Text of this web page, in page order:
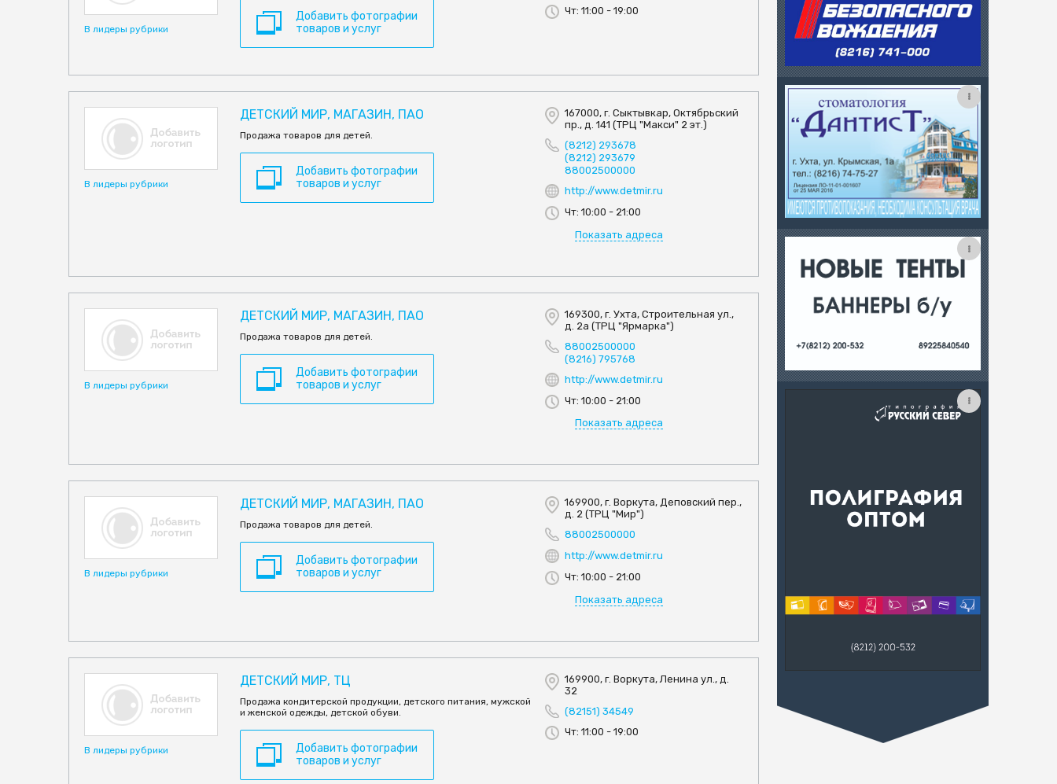
В лидеры рубрики
Добавить фотографии
товаров и услуг
Чт: 11:00 - 19:00
В лидеры рубрики
ДЕТСКИЙ МИР, МАГАЗИН, ПАО
Продажа товаров для детей.
Добавить фотографии
товаров и услуг
167000, г. Сыктывкар, Октябрьский
пр., д. 141 (ТРЦ "Макси" 2 эт.)
(8212) 293678
(8212) 293679
88002500000
http://www.detmir.ru
Чт: 10:00 - 21:00
Показать адреса
В лидеры рубрики
ДЕТСКИЙ МИР, МАГАЗИН, ПАО
Продажа товаров для детей.
Добавить фотографии
товаров и услуг
169300, г. Ухта, Строительная ул.,
д. 2а (ТРЦ "Ярмарка")
88002500000
(8216) 795768
http://www.detmir.ru
Чт: 10:00 - 21:00
Показать адреса
В лидеры рубрики
ДЕТСКИЙ МИР, МАГАЗИН, ПАО
Продажа товаров для детей.
Добавить фотографии
товаров и услуг
169900, г. Воркута, Деповский пер.,
д. 2 (ТРЦ "Мир")
88002500000
http://www.detmir.ru
Чт: 10:00 - 21:00
Показать адреса
В лидеры рубрики
ДЕТСКИЙ МИР, ТЦ
Продажа кондитерской продукции, детского питания, мужской
и женской одежды, детской обуви.
Добавить фотографии
товаров и услуг
169900, г. Воркута, Ленина ул., д.
32
(82151) 34549
Чт: 11:00 - 19:00